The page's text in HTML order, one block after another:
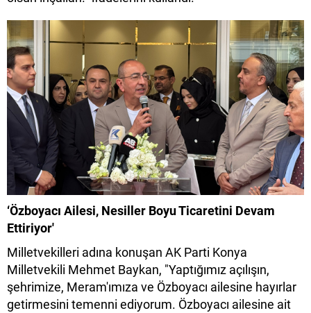
‘Özboyacı Ailesi, Nesiller Boyu Ticaretini Devam
Ettiriyor'
Milletvekilleri adına konuşan AK Parti Konya
Milletvekili Mehmet Baykan, "Yaptığımız açılışın,
şehrimize, Meram'ımıza ve Özboyacı ailesine hayırlar
getirmesini temenni ediyorum. Özboyacı ailesine ait